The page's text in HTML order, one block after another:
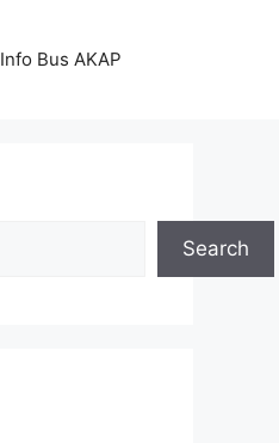
Info Bus AKAP
Search